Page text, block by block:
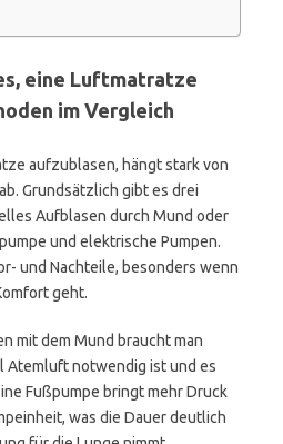
eine Luftmatratze
im Vergleich
aufzublasen, hängt stark von
Grundsätzlich gibt es drei
Aufblasen durch Mund oder
und elektrische Pumpen.
und Nachteile, besonders wenn
geht.
mit dem Mund braucht man
Atemluft notwendig ist und es
Fußpumpe bringt mehr Druck
was die Dauer deutlich